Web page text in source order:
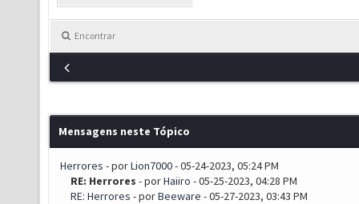
Encontrar
Mensagens neste Tópico
Herrores - porLion7000- 05-24-2023, 05:24 PM
RE: Herrores - porHaiiro - 05-25-2023, 04:28 PM
RE: Herrores - porBeeware - 05-27-2023, 03:43 PM